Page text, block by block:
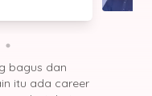
bagus dan
itu ada career